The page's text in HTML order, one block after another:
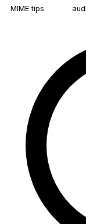
MIME tips